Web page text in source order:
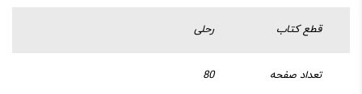
قطع کتاب رحلی
تعداد صفحه 80